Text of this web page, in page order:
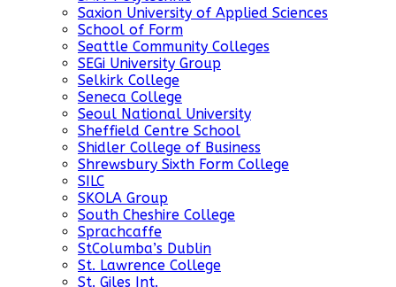
Saxion University of Applied Sciences
School of Form
Seattle Community Colleges
SEGi University Group
Selkirk College
Seneca College
Seoul National University
Sheffield Centre School
Shidler College of Business
Shrewsbury Sixth Form College
SILC
SKOLA Group
South Cheshire College
Sprachcaffe
StColumba’s Dublin
St. Lawrence College
St. Giles Int.